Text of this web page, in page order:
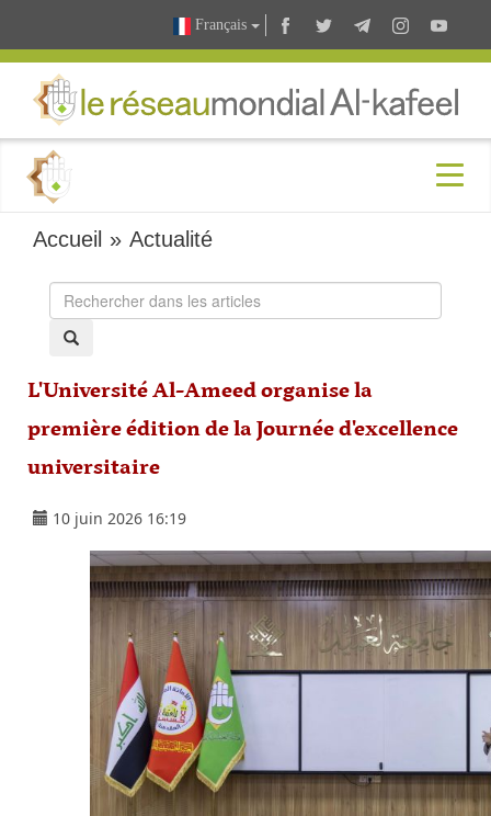
Français
Accueil »Actualité
L'Université Al-Ameed organise la
première édition de la Journée d'excellence
universitaire
10 juin 2026 16:19